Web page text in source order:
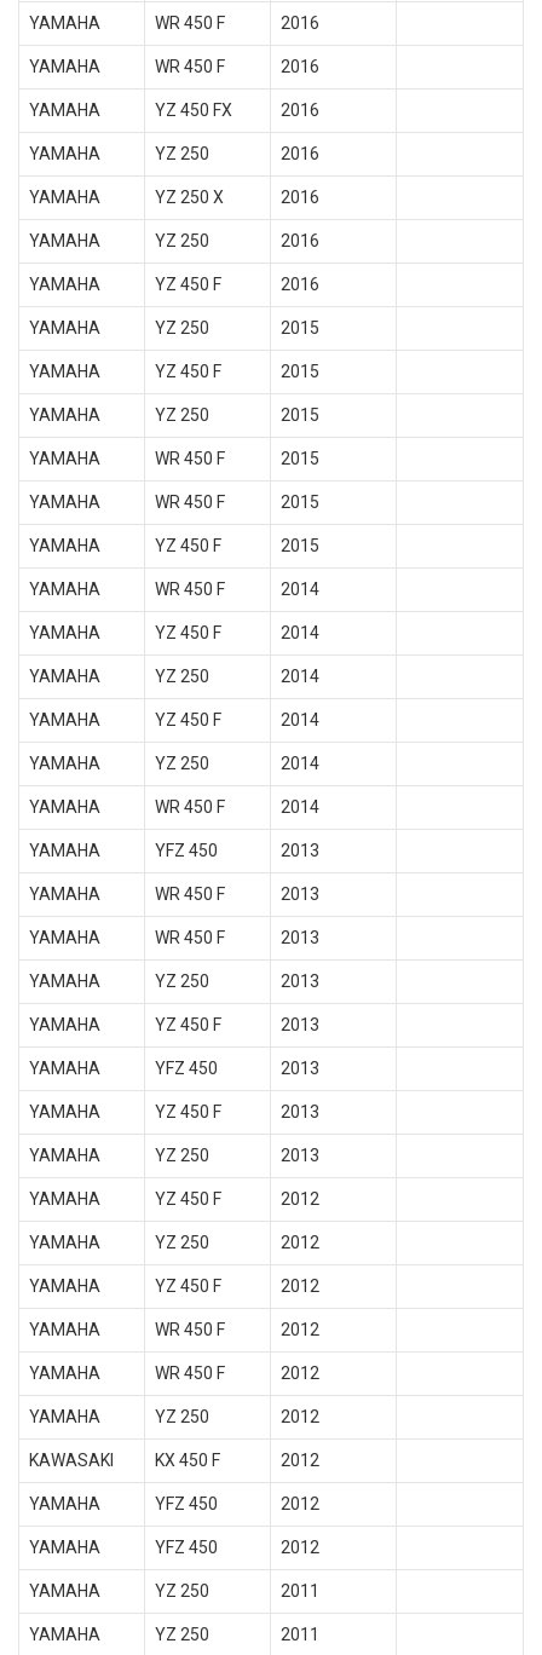
YAMAHA WR 450 F 2016
YAMAHA WR 450 F 2016
YAMAHA YZ 450 FX 2016
YAMAHA YZ 250 2016
YAMAHA YZ 250 X 2016
YAMAHA YZ 250 2016
YAMAHA YZ 450 F 2016
YAMAHA YZ 250 2015
YAMAHA YZ 450 F 2015
YAMAHA YZ 250 2015
YAMAHA WR 450 F 2015
YAMAHA WR 450 F 2015
YAMAHA YZ 450 F 2015
YAMAHA WR 450 F 2014
YAMAHA YZ 450 F 2014
YAMAHA YZ 250 2014
YAMAHA YZ 450 F 2014
YAMAHA YZ 250 2014
YAMAHA WR 450 F 2014
YAMAHA YFZ 450 2013
YAMAHA WR 450 F 2013
YAMAHA WR 450 F 2013
YAMAHA YZ 250 2013
YAMAHA YZ 450 F 2013
YAMAHA YFZ 450 2013
YAMAHA YZ 450 F 2013
YAMAHA YZ 250 2013
YAMAHA YZ 450 F 2012
YAMAHA YZ 250 2012
YAMAHA YZ 450 F 2012
YAMAHA WR 450 F 2012
YAMAHA WR 450 F 2012
YAMAHA YZ 250 2012
KAWASAKI KX 450 F 2012
YAMAHA YFZ 450 2012
YAMAHA YFZ 450 2012
YAMAHA YZ 250 2011
YAMAHA YZ 250 2011